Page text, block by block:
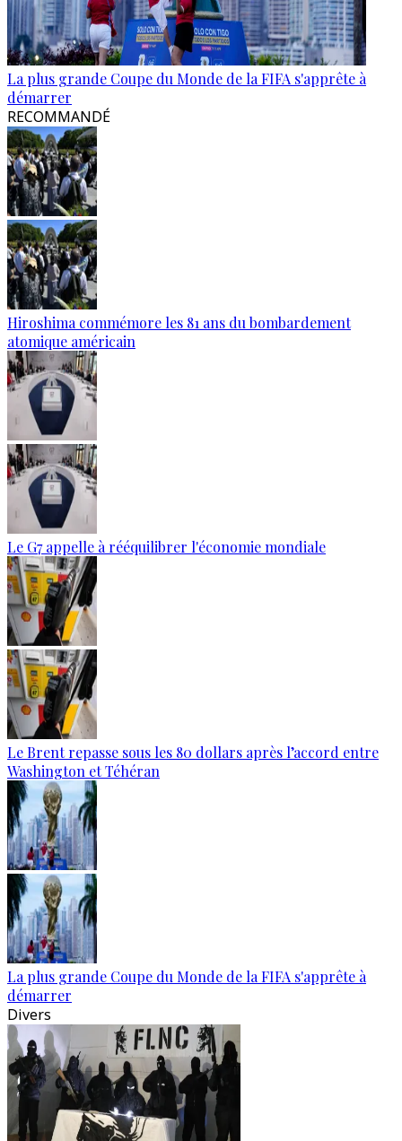
La plus grande Coupe du Monde de la FIFA s'apprête à
démarrer
RECOMMANDÉ
Hiroshima commémore les 81 ans du bombardement
atomique américain
Le G7 appelle à rééquilibrer l'économie mondiale
Le Brent repasse sous les 80 dollars après l’accord entre
Washington et Téhéran
La plus grande Coupe du Monde de la FIFA s'apprête à
démarrer
Divers